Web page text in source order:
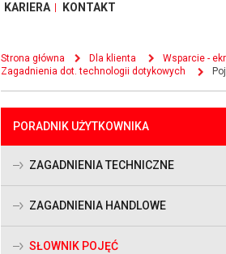
KARIERA KONTAKT
Strona główna Dla klienta Wsparcie -
Zagadnienia dot. technologii dotykowych
PORADNIK UŻYTKOWNIKA
ZAGADNIENIA TECHNICZNE
ZAGADNIENIA HANDLOWE
SŁOWNIK POJĘĆ